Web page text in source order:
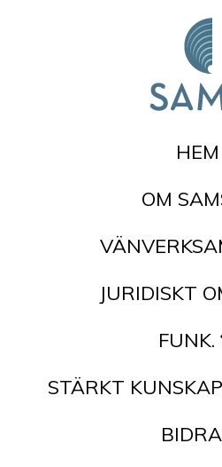
HEM
OM
JURIDISKT
FUNK.
STÄRKT